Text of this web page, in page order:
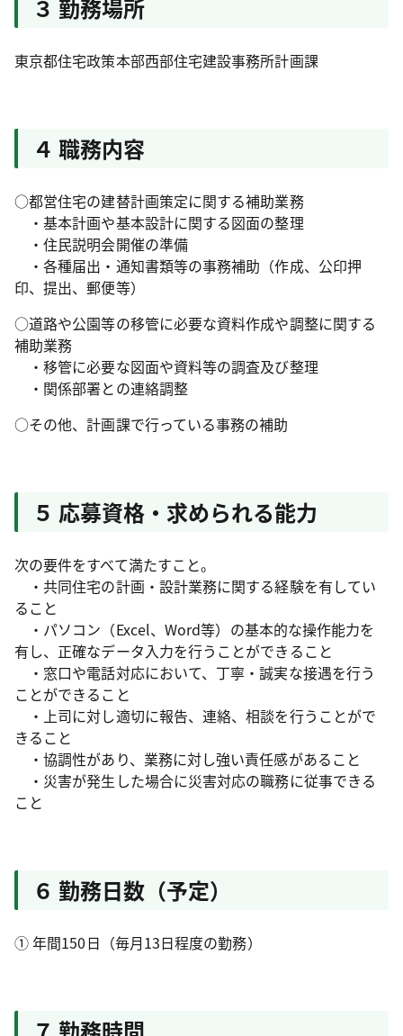
３ 勤務場所
東京都住宅政策本部西部住宅建設事務所計画課
４ 職務内容
○都営住宅の建替計画策定に関する補助業務
・基本計画や基本設計に関する図面の整理
・住民説明会開催の準備
・各種届出・通知書類等の事務補助（作成、公印押
印、提出、郵便等）
○道路や公園等の移管に必要な資料作成や調整に関する
補助業務
・移管に必要な図面や資料等の調査及び整理
・関係部署との連絡調整
○その他、計画課で行っている事務の補助
５ 応募資格・求められる能力
次の要件をすべて満たすこと。
・共同住宅の計画・設計業務に関する経験を有してい
ること
・パソコン（Excel、Word等）の基本的な操作能力を
有し、正確なデータ入力を行うことができること
・窓口や電話対応において、丁寧・誠実な接遇を行う
ことができること
・上司に対し適切に報告、連絡、相談を行うことがで
きること
・協調性があり、業務に対し強い責任感があること
・災害が発生した場合に災害対応の職務に従事できる
こと
６ 勤務日数（予定）
① 年間150日（毎月13日程度の勤務）